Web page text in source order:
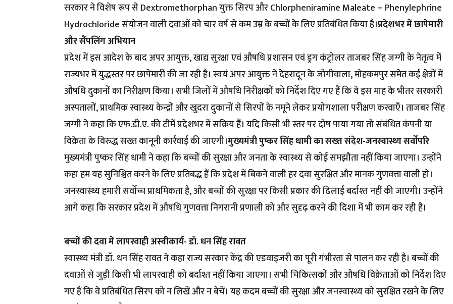
सरकार ने विशेष रूप से Dextromethorphan युक्त सिरप और Chlorpheniramine Maleate + Phenylephrine
Hydrochloride संयोजन वाली दवाओं को चार वर्ष से कम उम्र के बच्चों के लिए प्रतिबंधित किया है।प्रदेशभर में छापेमारी
और सैंपलिंग अभियान
प्रदेश में इस आदेश के बाद अपर आयुक्त, खाद्य सुरक्षा एवं औषधि प्रशासन एवं ड्रग कंट्रोलर ताजबर सिंह जग्गी के नेतृत्व में
राज्यभर में युद्धस्तर पर छापेमारी की जा रही है। स्वयं अपर आयुक्त ने देहरादून के जोगीवाला, मोहकमपुर समेत कई क्षेत्रों में
औषधि दुकानों का निरीक्षण किया। सभी जिलों में औषधि निरीक्षकों को निर्देश दिए गए हैं कि वे इस माह के भीतर सरकारी
अस्पतालों, प्राथमिक स्वास्थ्य केन्द्रों और खुदरा दुकानों से सिरपों के नमूने लेकर प्रयोगशाला परीक्षण करवाएँ। ताजबर सिंह
जग्गी ने कहा कि एफ.डी.ए. की टीमें प्रदेशभर में सक्रिय हैं। यदि किसी भी स्तर पर दोष पाया गया तो संबंधित कंपनी या
विक्रेता के विरुद्ध सख्त कानूनी कार्रवाई की जाएगी।मुख्यमंत्री पुष्कर सिंह धामी का सख्त संदेश-जनस्वास्थ्य सर्वोपरि
मुख्यमंत्री पुष्कर सिंह धामी ने कहा कि बच्चों की सुरक्षा और जनता के स्वास्थ्य से कोई समझौता नहीं किया जाएगा। उन्होंने
कहा हम यह सुनिश्चित करने के लिए प्रतिबद्ध हैं कि प्रदेश में बिकने वाली हर दवा सुरक्षित और मानक गुणवत्ता वाली हो।
जनस्वास्थ्य हमारी सर्वाेच्च प्राथमिकता है, और बच्चों की सुरक्षा पर किसी प्रकार की ढिलाई बर्दाश्त नहीं की जाएगी। उन्होंने
आगे कहा कि सरकार प्रदेश में औषधि गुणवत्ता निगरानी प्रणाली को और सुदृढ़ करने की दिशा में भी काम कर रही है।
बच्चों की दवा में लापरवाही अस्वीकार्य- डॉ. धन सिंह रावत
स्वास्थ्य मंत्री डॉ. धन सिंह रावत ने कहा राज्य सरकार केंद्र की एडवाइजरी का पूरी गंभीरता से पालन कर रही है। बच्चों की
दवाओं से जुड़ी किसी भी लापरवाही को बर्दाश्त नहीं किया जाएगा। सभी चिकित्सकों और औषधि विक्रेताओं को निर्देश दिए
गए हैं कि वे प्रतिबंधित सिरप को न लिखें और न बेचें। यह कदम बच्चों की सुरक्षा और जनस्वास्थ्य को सुरक्षित रखने के लिए